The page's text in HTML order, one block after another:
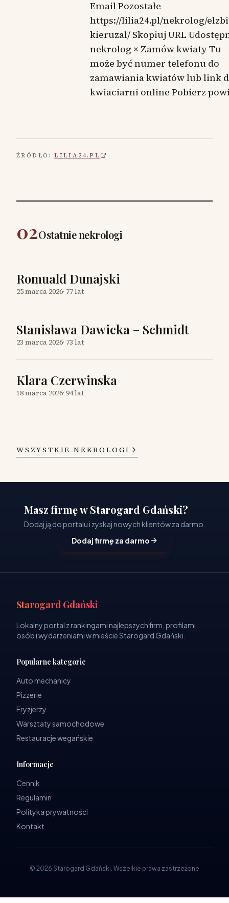
Email Pozostałe
https://lilia24.pl/nekrolog/
kieruzal/ Skopiuj URL
nekrolog × Zamów kwiaty Tu
może być numer telefonu do
zamawiania kwiatów lub link
kwiaciarni online Pobierz
ŹRÓDŁO: LILIA24.PL
02Ostatnie nekrologi
Romuald Dunajski
25 marca 2026· 77 lat
Stanisława Dawicka – Schmidt
23 marca 2026· 73 lat
Klara Czerwinska
18 marca 2026· 94 lat
WSZYSTKIE NEKROLOGI
Masz firmę w Starogard Gdański?
Dodaj ją do portalu i zyskaj nowych klientów za darmo.
Dodaj firmę za darmo
Starogard Gdański
Lokalny portal z rankingami najlepszych firm, profilami
osób i wydarzeniami w mieście Starogard Gdański.
Popularne kategorie
Auto mechanicy
Pizzerie
Fryzjerzy
Warsztaty samochodowe
Restauracje wegańskie
Informacje
Cennik
Regulamin
Polityka prywatności
Kontakt
© 2026 Starogard Gdański. Wszelkie prawa zastrzeżone